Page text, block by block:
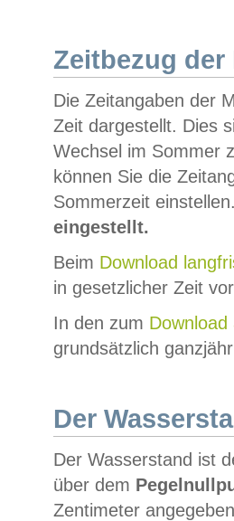
Zeitbezug der
Die Zeitangaben der
Zeit dargestellt. Dies
Wechsel im Sommer
können Sie die
Sommerzeit
eingestellt.
Beim Download
in gesetzlicher Zeit
In den zum Download
grundsätzlich
Der
Der Wasserstand ist
über dem
Zentimeter